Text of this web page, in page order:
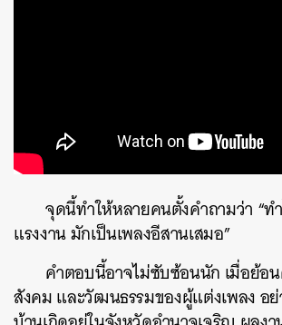
จุดนี้ทำให้หลายคนตั้งคำถามว่า “ท
แรงงาน มักเป็นเพลงอีสานเสมอ”
คำตอบนี้อาจไม่ซับซ้อนนัก เมื่อย้อ
สังคม และวัฒนธรรมของผู้แต่งเพลง อย่